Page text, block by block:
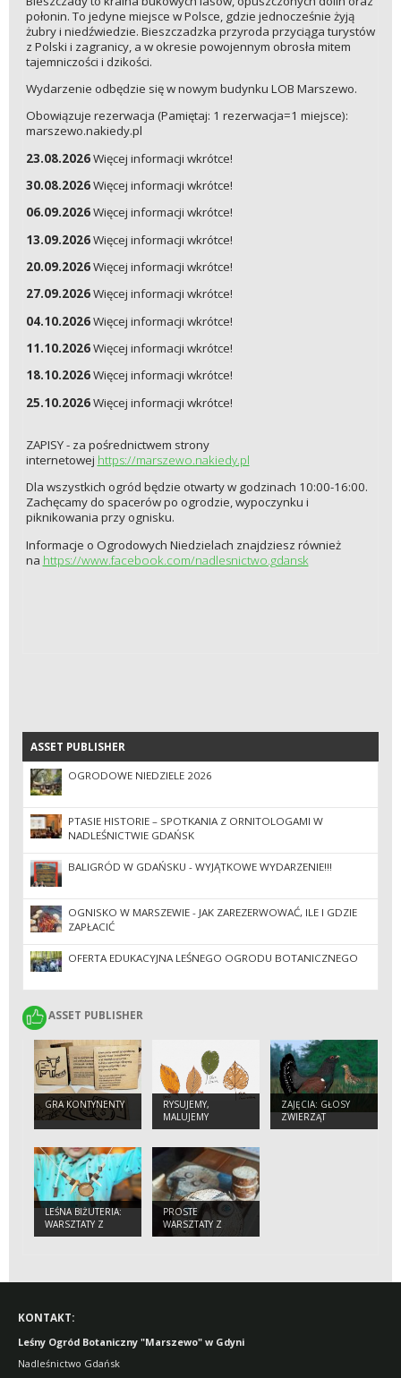
połonin. To jedyne miejsce w Polsce, gdzie jednocześnie żyją
żubry i niedźwiedzie. Bieszczadzka przyroda przyciąga turystów
z Polski i zagranicy, a w okresie powojennym obrosła mitem
tajemniczości i dzikości.
Wydarzenie odbędzie się w nowym budynku LOB Marszewo.
Obowiązuje rezerwacja (Pamiętaj: 1 rezerwacja=1 miejsce):
marszewo.nakiedy.pl
23.08.2026Więcej informacji wkrótce!
30.08.2026Więcej informacji wkrótce!
06.09.2026Więcej informacji wkrótce!
13.09.2026Więcej informacji wkrótce!
20.09.2026Więcej informacji wkrótce!
27.09.2026Więcej informacji wkrótce!
04.10.2026Więcej informacji wkrótce!
11.10.2026Więcej informacji wkrótce!
18.10.2026Więcej informacji wkrótce!
25.10.2026Więcej informacji wkrótce!
ZAPISY - za pośrednictwem strony
internetowej https://marszewo.nakiedy.pl
Dla wszystkich ogród będzie otwarty w godzinach 10:00-16:00.
Zachęcamy do spacerów po ogrodzie, wypoczynku i
piknikowania przy ognisku.
Informacje o Ogrodowych Niedzielach znajdziesz również
na https://www.facebook.com/nadlesnictwo.gdansk
ASSET PUBLISHER
ASSET PUBLISHER
OGRODOWE NIEDZIELE 2026
PTASIE HISTORIE – SPOTKANIA Z ORNITOLOGAMI W
NADLEŚNICTWIE GDAŃSK
BALIGRÓD W GDAŃSKU - WYJĄTKOWE WYDARZENIE!!!
OGNISKO W MARSZEWIE - JAK ZAREZERWOWAĆ, ILE I GDZIE
ZAPŁACIĆ
OFERTA EDUKACYJNA LEŚNEGO OGRODU BOTANICZNEGO
ASSET PUBLISHER
ASSET PUBLISHER
GRA KONTYNENTY
RYSUJEMY,
MALUJEMY
DRZEWA
ZAJĘCIA: GŁOSY
ZWIERZĄT
LEŚNA BIŻUTERIA:
WARSZTATY Z
DREWNEM DLA
PROSTE
WARSZTATY Z
DREWNEM DLA
KONTAKT:
Leśny Ogród Botaniczny "Marszewo" w Gdyni
Nadleśnictwo Gdańsk